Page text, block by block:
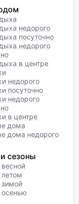
недорого
посуточно
недорого
в центре
недорого
посуточно
недорого
в центре
дома
дома недорого
сезоны